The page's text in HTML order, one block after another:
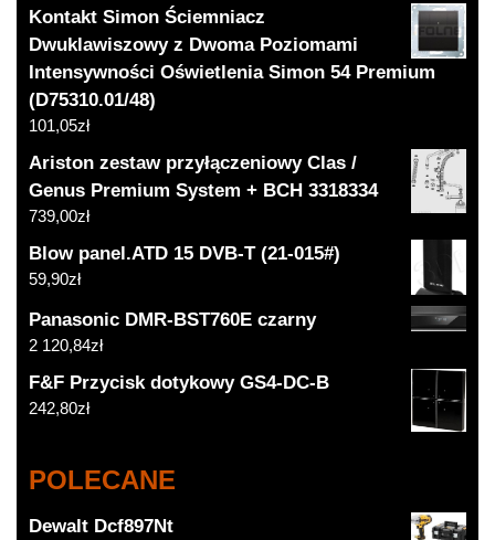
Kontakt Simon Ściemniacz
Dwuklawiszowy z Dwoma Poziomami
Intensywności Oświetlenia Simon 54 Premium
(D75310.01/48)
101,05zł
Ariston zestaw przyłączeniowy Clas /
Genus Premium System + BCH 3318334
739,00zł
Blow panel.ATD 15 DVB-T (21-015#)
59,90zł
Panasonic DMR-BST760E czarny
2 120,84zł
F&F Przycisk dotykowy GS4-DC-B
242,80zł
POLECANE
Dewalt Dcf897Nt